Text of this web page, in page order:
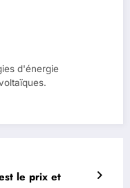
d'énergie
le prix et